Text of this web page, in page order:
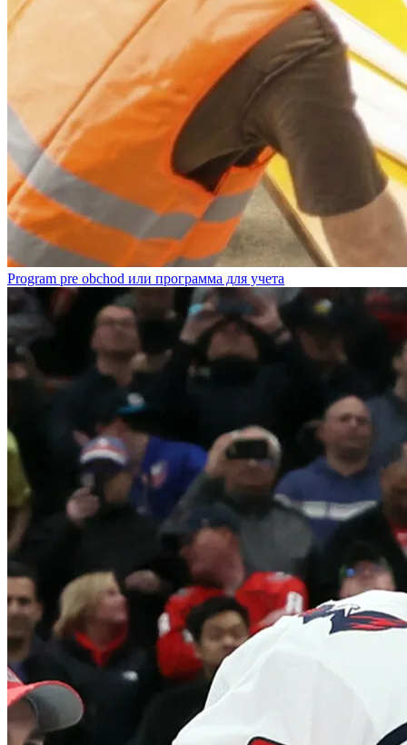
Program pre obchod или программа для учета